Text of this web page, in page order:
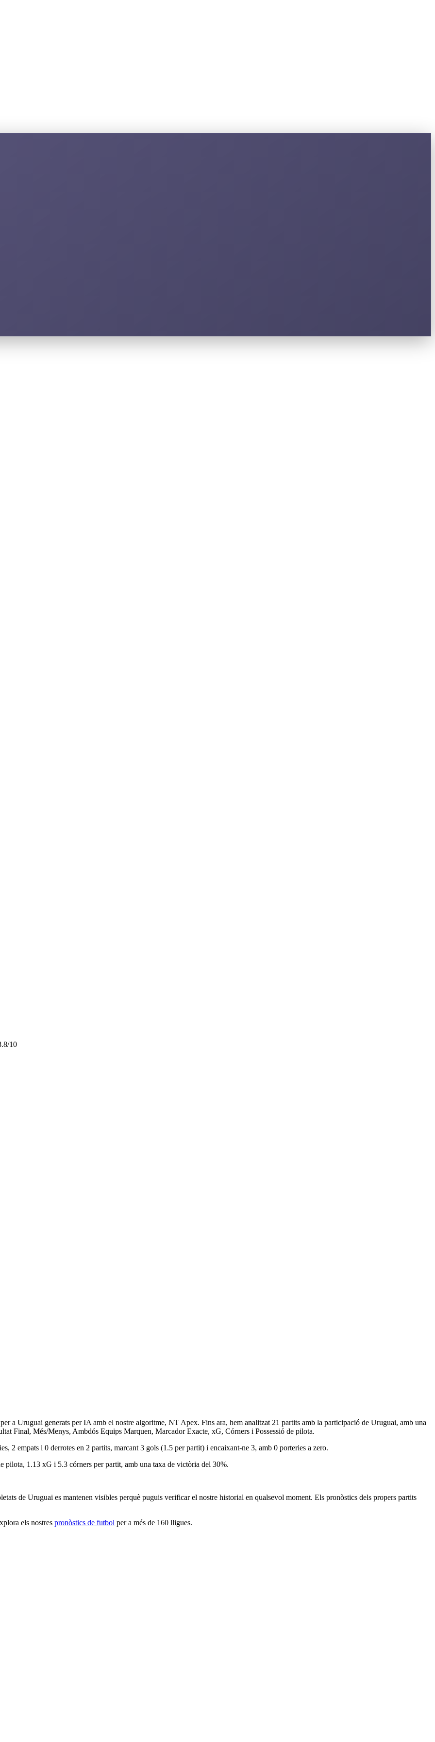
10
a Uruguai generats per IA amb el nostre algoritme, NT Apex. Fins ara, hem analitzat 21 partits amb la participació de Uruguai, amb una
Final, Més/Menys, Ambdós Equips Marquen, Marcador Exacte, xG, Córners i Possessió de pilota.
2 empats i 0 derrotes en 2 partits, marcant 3 gols (1.5 per partit) i encaixant-ne 3, amb 0 porteries a zero.
pilota, 1.13 xG i 5.3 córners per partit, amb una taxa de victòria del 30%.
de Uruguai es mantenen visibles perquè puguis verificar el nostre historial en qualsevol moment. Els pronòstics dels propers partits
els nostres pronòstics de futbol per a més de 160 lligues.